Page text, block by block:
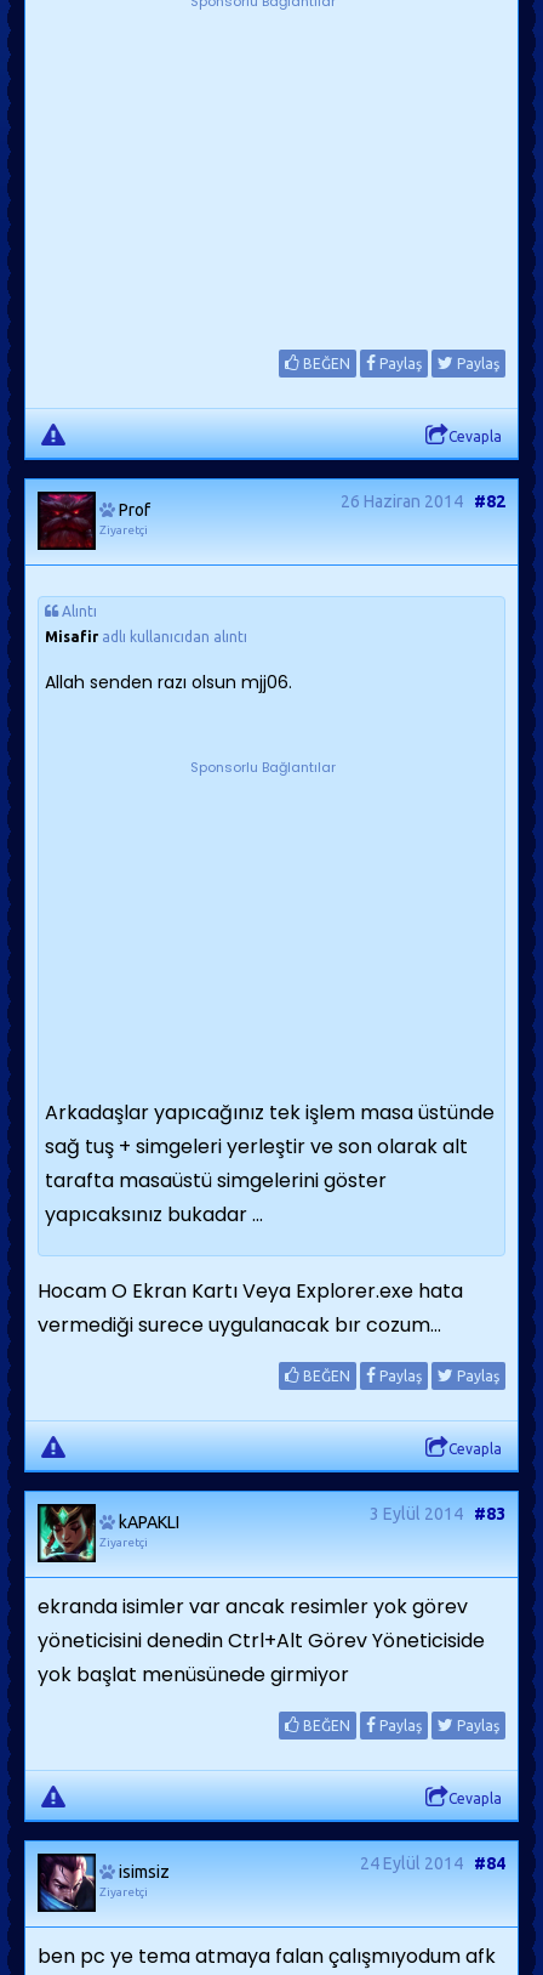
BEĞEN Paylaş Paylaş
Cevapla
Prof
Ziyaretçi
26 Haziran 2014 #82
Alıntı
Misafir adlı kullanıcıdan alıntı
Allah senden razı olsun mjj06.
Sponsorlu Bağlantılar
Arkadaşlar yapıcağınız tek işlem masa üstünde
sağ tuş + simgeleri yerleştir ve son olarak alt
tarafta masaüstü simgelerini göster
yapıcaksınız bukadar ...
Hocam O Ekran Kartı Veya Explorer.exe hata
vermediği surece uygulanacak bır cozum...
BEĞEN Paylaş Paylaş
Cevapla
kAPAKLI
Ziyaretçi
3 Eylül 2014 #83
ekranda isimler var ancak resimler yok görev
yöneticisini denedin Ctrl+Alt Görev Yöneticiside
yok başlat menüsünede girmiyor
BEĞEN Paylaş Paylaş
Cevapla
isimsiz
Ziyaretçi
24 Eylül 2014 #84
ben pc ye tema atmaya falan çalışmıyodum afk